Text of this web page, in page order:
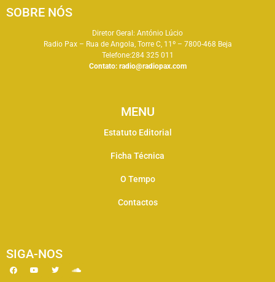
SOBRE NÓS
Diretor Geral: António Lúcio
Radio Pax – Rua de Angola, Torre C, 11º – 7800-468 Beja
Telefone:284 325 011
Contato: radio@radiopax.com
SIGA-NOS
MENU
Estatuto Editorial
Ficha Técnica
O Tempo
Contactos